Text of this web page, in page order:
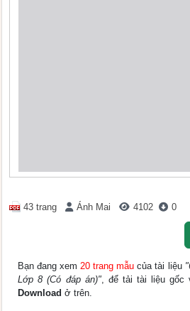
43 trang Ánh Mai 4102 0
Bạn đang xem20 trang mẫu của tài liệu
Lớp 8 (Có đáp án)", để tải tài liệu gốc
Download ở trên.